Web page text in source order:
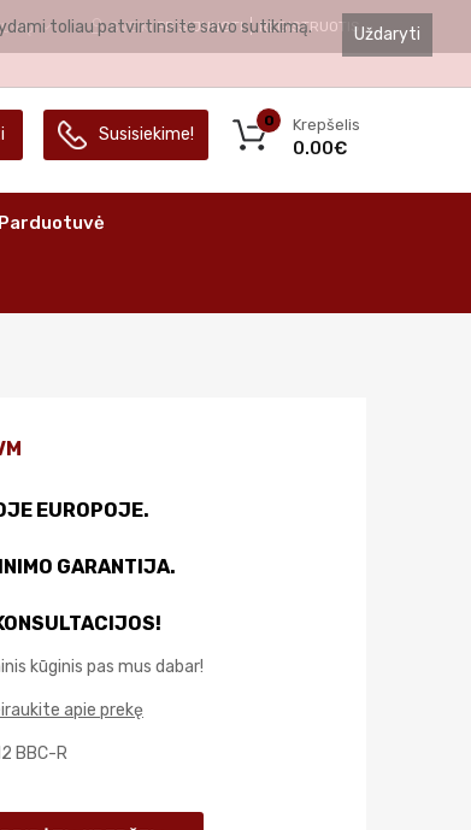
SVEIKI PRISIJUNGTI REGISTRUOTIS
Krepšelis
0
0.00€
Susisiekime!
EUROPOJE.
GARANTIJA.
kūginis pas mus dabar!
apie prekę
BBC-R
Uždaryti
toliau patvirtinsite savo sutikimą.